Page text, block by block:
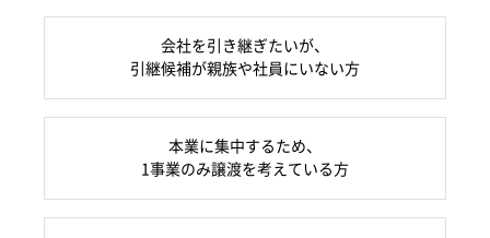
会社を引き継ぎたいが、
引継候補が親族や社員にいない方
本業に集中するため、
1事業のみ譲渡を考えている方